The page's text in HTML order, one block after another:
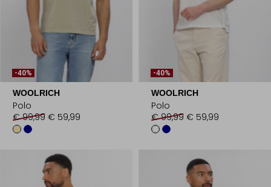
-40%
WOOLRICH
Polo
€ 99,99 € 59,99
-40%
WOOLRICH
Polo
€ 99,99 € 59,99